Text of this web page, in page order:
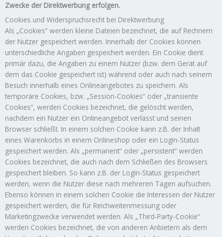
Zwecke der Direktwerbung erfolgen.
Cookies und Widerspruchsrecht bei Direktwerbung
Als „Cookies“ werden kleine Dateien bezeichnet, die auf Rechnern
der Nutzer gespeichert werden. Innerhalb der Cookies können
unterschiedliche Angaben gespeichert werden. Ein Cookie dient
primär dazu, die Angaben zu einem Nutzer (bzw. dem Gerät auf
dem das Cookie gespeichert ist) während oder auch nach seinem
Besuch innerhalb eines Onlineangebotes zu speichern. Als
temporäre Cookies, bzw. „Session-Cookies“ oder „transiente
Cookies“, werden Cookies bezeichnet, die gelöscht werden,
nachdem ein Nutzer ein Onlineangebot verlässt und seinen
Browser schließt. In einem solchen Cookie kann z.B. der Inhalt
eines Warenkorbs in einem Onlineshop oder ein Login-Status
gespeichert werden. Als „permanent“ oder „persistent“ werden
Cookies bezeichnet, die auch nach dem Schließen des Browsers
gespeichert bleiben. So kann z.B. der Login-Status gespeichert
werden, wenn die Nutzer diese nach mehreren Tagen aufsuchen.
Ebenso können in einem solchen Cookie die Interessen der Nutzer
gespeichert werden, die für Reichweitenmessung oder
Marketingzwecke verwendet werden. Als „Third-Party-Cookie“
werden Cookies bezeichnet, die von anderen Anbietern als dem